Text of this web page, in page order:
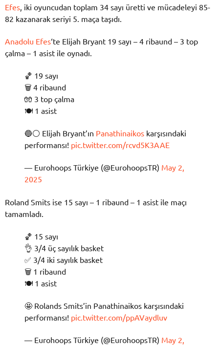
Efes , iki oyuncudan toplam 34 sayı üretti ve mücadeleyi 85-
82 kazanarak seriyi 5. maça taşıdı.
Anadolu Efes‘te Elijah Bryant 19 sayı – 4 ribaund – 3 top
çalma – 1 asist ile oynadı.
🏀 19 sayı
🗑 4 ribaund
🧤 3 top çalma
🍽 1 asist
🔵⚪ Elijah Bryant’ın Panathinaikos karşısındaki
performansı! pic.twitter.com/rcvd5K3AAE
— Eurohoops Türkiye (@EurohoopsTR) May 2,
2025
Roland Smits ise 15 sayı – 1 ribaund – 1 asist ile maçı
tamamladı.
🏀 15 sayı
👌 3/4 üç sayılık basket
✅ 3/4 iki sayılık basket
🗑 1 ribaund
🍽 1 asist
🤩 Rolands Smits’in Panathinaikos karşısındaki
performansı! pic.twitter.com/ppAVaydluv
— Eurohoops Türkiye (@EurohoopsTR) May 2,